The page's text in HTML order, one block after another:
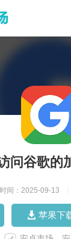
问谷歌的
时间：2025-09-13
苹果下